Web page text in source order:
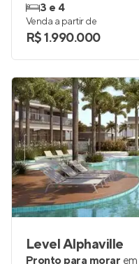
3 e 4
Venda a partir de
R$ 1.990.000
Level Alphaville
Pronto para morar em